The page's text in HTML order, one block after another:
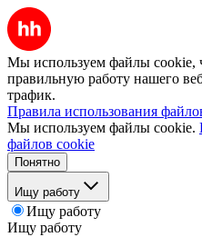
Мы используем файлы cookie,
правильную работу нашего
трафик.
Правила использования
Мы используем файлы cookie.
файлов cookie
Понятно
Ищу работу
Ищу работу
Ищу работу